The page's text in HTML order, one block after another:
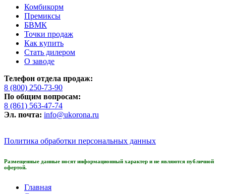
Комбикорм
Премиксы
БВМК
Точки продаж
Как купить
Стать дилером
О заводе
Телефон отдела продаж:
8 (800) 250-73-90
По общим вопросам:
8 (861) 563-47-74
Эл. почта: info@ukorona.ru
Политика обработки персональных данных
Размещенные данные носят информационный характер и не являются публичной
офертой.
Главная